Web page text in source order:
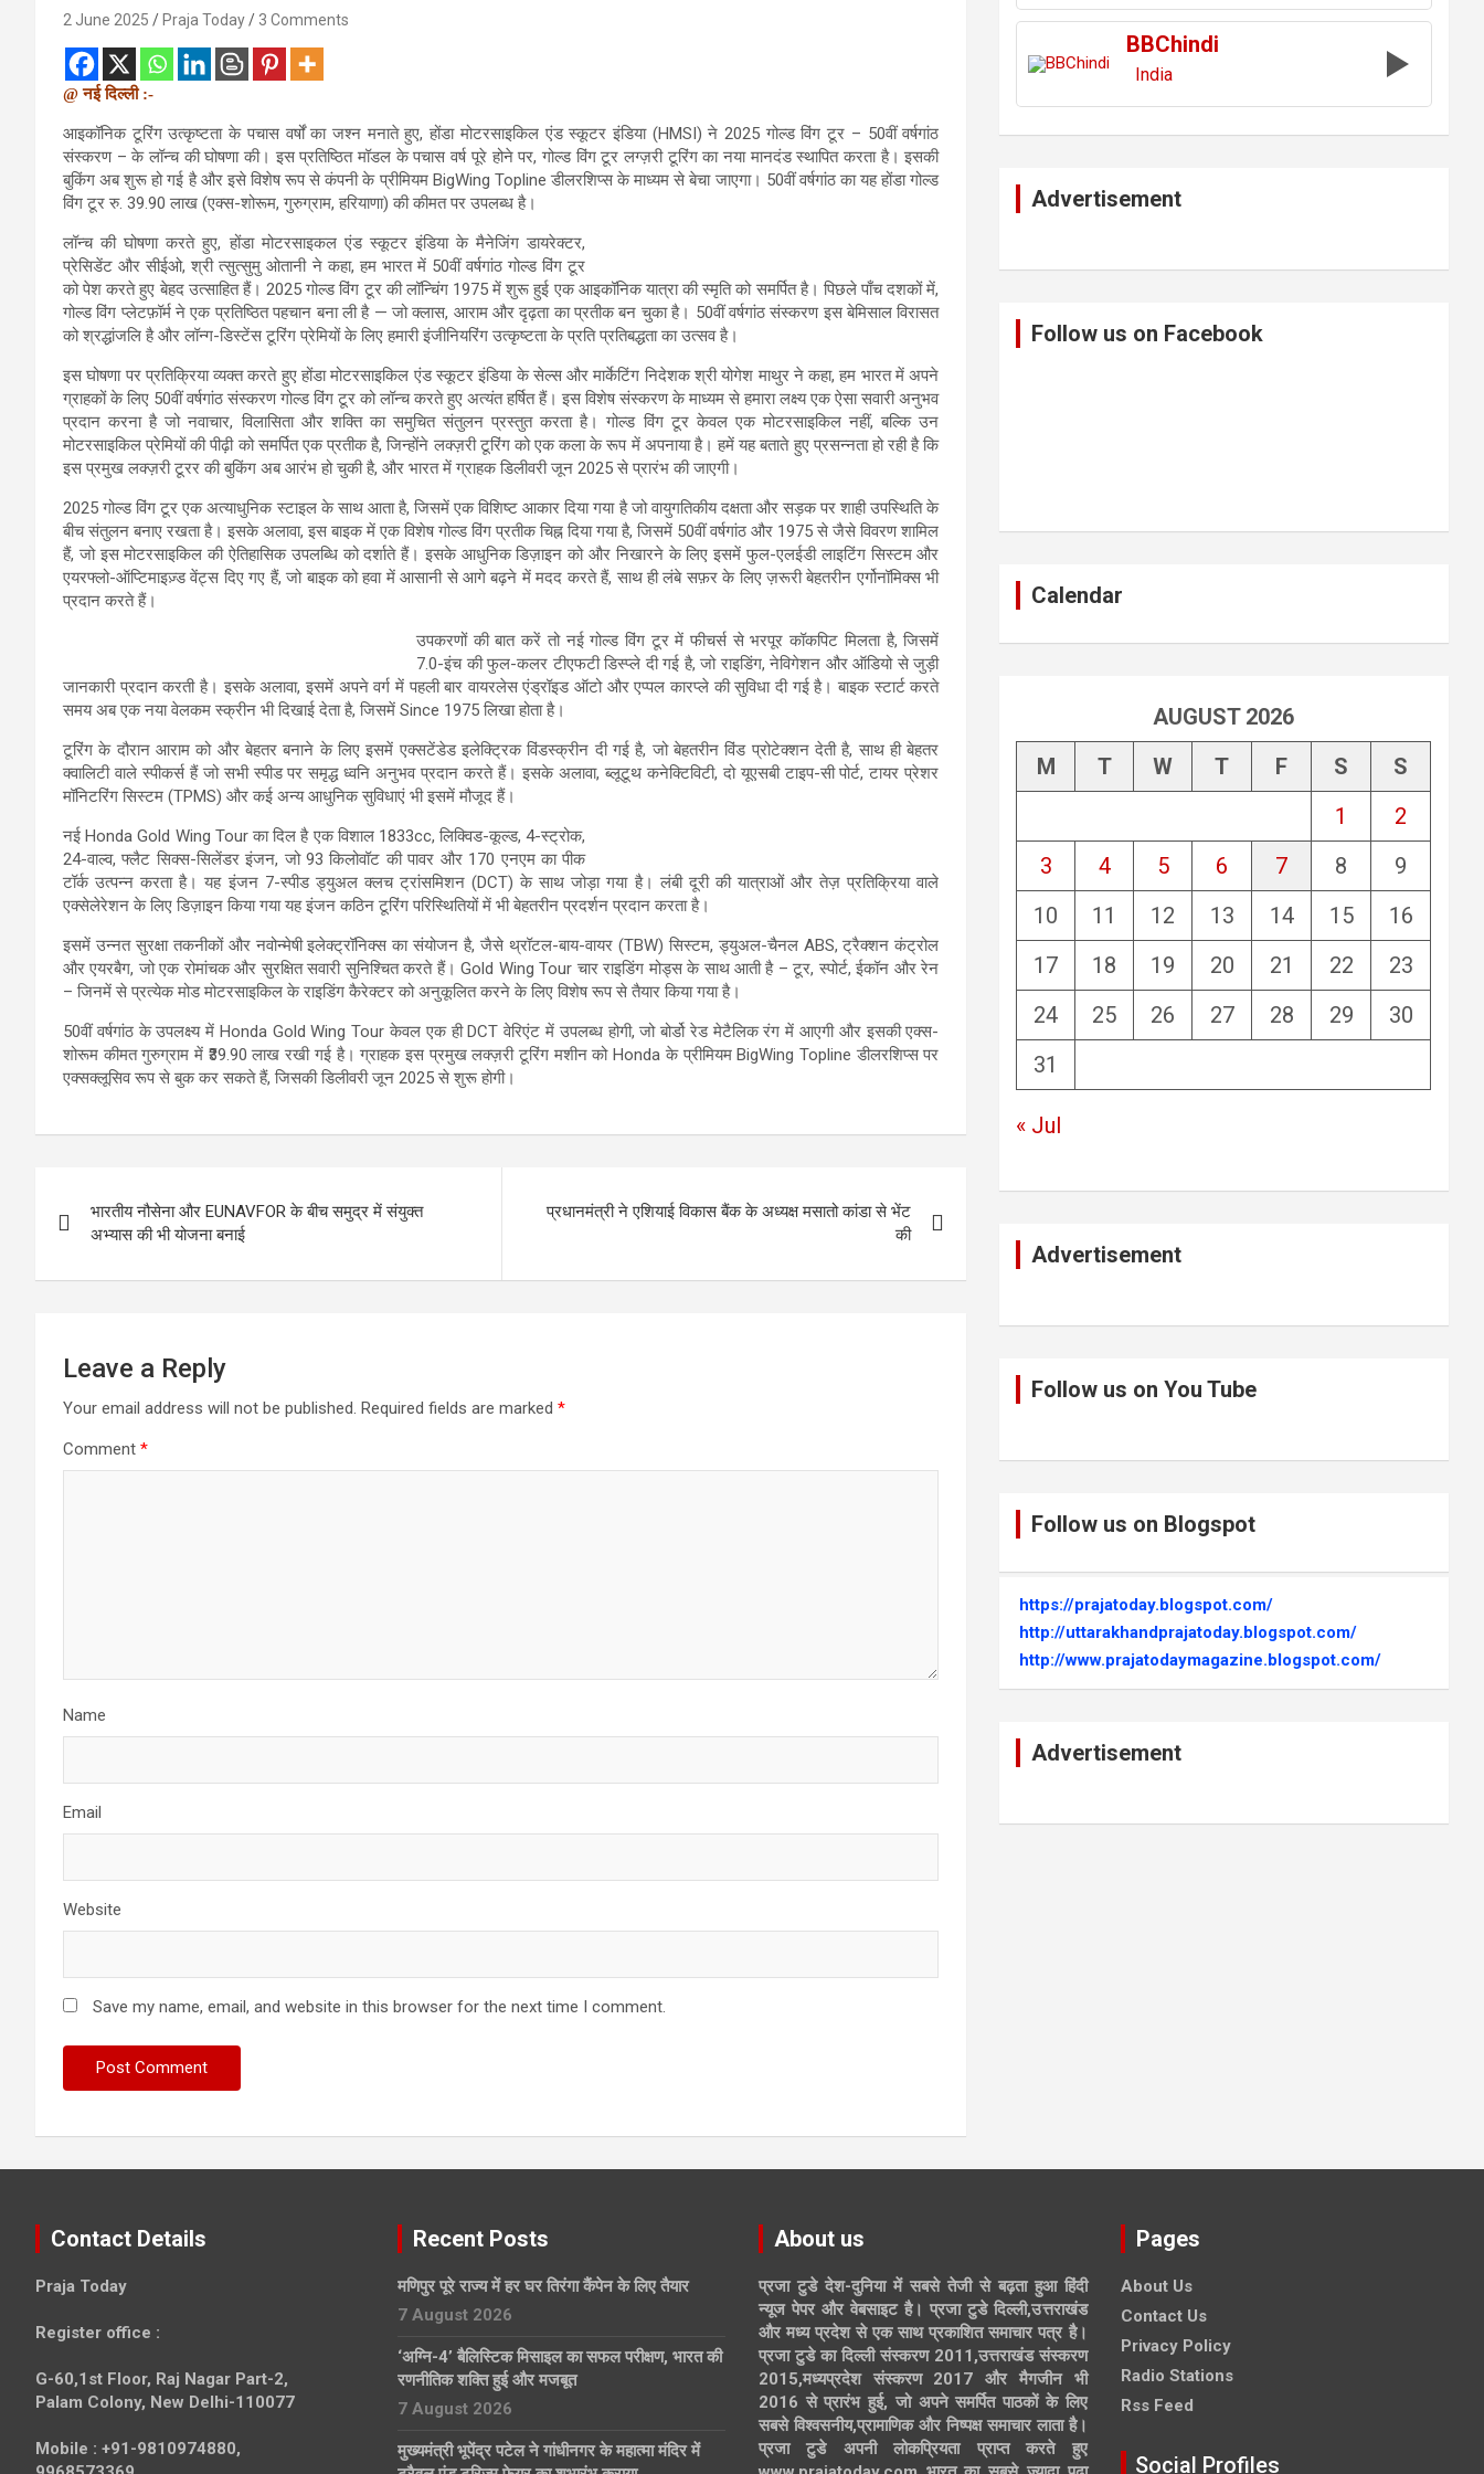
2 June 2025 Praja Today 3 Comments
@ नई दिल्ली :-
आइकॉनिक टूरिंग उत्कृष्टता के पचास वर्षों का जश्न मनाते हुए, होंडा मोटरसाइकिल एंड स्कूटर इंडिया (HMSI) ने 2025 गोल्ड विंग टूर – 50वीं वर्षगांठ
संस्करण – के लॉन्च की घोषणा की। इस प्रतिष्ठित मॉडल के पचास वर्ष पूरे होने पर, गोल्ड विंग टूर लग्ज़री टूरिंग का नया मानदंड स्थापित करता है। इसकी
बुकिंग अब शुरू हो गई है और इसे विशेष रूप से कंपनी के प्रीमियम BigWing Topline डीलरशिप्स के माध्यम से बेचा जाएगा। 50वीं वर्षगांठ का यह होंडा गोल्ड
विंग टूर रु. 39.90 लाख (एक्स-शोरूम, गुरुग्राम, हरियाणा) की कीमत पर उपलब्ध है।
लॉन्च की घोषणा करते हुए, होंडा मोटरसाइकल एंड स्कूटर इंडिया के मैनेजिंग डायरेक्टर,
प्रेसिडेंट और सीईओ, श्री त्सुत्सुमु ओतानी ने कहा, हम भारत में 50वीं वर्षगांठ गोल्ड विंग टूर
को पेश करते हुए बेहद उत्साहित हैं। 2025 गोल्ड विंग टूर की लॉन्चिंग 1975 में शुरू हुई एक आइकॉनिक यात्रा की स्मृति को समर्पित है। पिछले पाँच दशकों में,
गोल्ड विंग प्लेटफ़ॉर्म ने एक प्रतिष्ठित पहचान बना ली है — जो क्लास, आराम और दृढ़ता का प्रतीक बन चुका है। 50वीं वर्षगांठ संस्करण इस बेमिसाल विरासत
को श्रद्धांजलि है और लॉन्ग-डिस्टेंस टूरिंग प्रेमियों के लिए हमारी इंजीनियरिंग उत्कृष्टता के प्रति प्रतिबद्धता का उत्सव है।
इस घोषणा पर प्रतिक्रिया व्यक्त करते हुए होंडा मोटरसाइकिल एंड स्कूटर इंडिया के सेल्स और मार्केटिंग निदेशक श्री योगेश माथुर ने कहा, हम भारत में अपने
ग्राहकों के लिए 50वीं वर्षगांठ संस्करण गोल्ड विंग टूर को लॉन्च करते हुए अत्यंत हर्षित हैं। इस विशेष संस्करण के माध्यम से हमारा लक्ष्य एक ऐसा सवारी अनुभव
प्रदान करना है जो नवाचार, विलासिता और शक्ति का समुचित संतुलन प्रस्तुत करता है। गोल्ड विंग टूर केवल एक मोटरसाइकिल नहीं, बल्कि उन
मोटरसाइकिल प्रेमियों की पीढ़ी को समर्पित एक प्रतीक है, जिन्होंने लक्ज़री टूरिंग को एक कला के रूप में अपनाया है। हमें यह बताते हुए प्रसन्नता हो रही है कि
इस प्रमुख लक्ज़री टूरर की बुकिंग अब आरंभ हो चुकी है, और भारत में ग्राहक डिलीवरी जून 2025 से प्रारंभ की जाएगी।
2025 गोल्ड विंग टूर एक अत्याधुनिक स्टाइल के साथ आता है, जिसमें एक विशिष्ट आकार दिया गया है जो वायुगतिकीय दक्षता और सड़क पर शाही उपस्थिति के
बीच संतुलन बनाए रखता है। इसके अलावा, इस बाइक में एक विशेष गोल्ड विंग प्रतीक चिह्न दिया गया है, जिसमें 50वीं वर्षगांठ और 1975 से जैसे विवरण शामिल
हैं, जो इस मोटरसाइकिल की ऐतिहासिक उपलब्धि को दर्शाते हैं। इसके आधुनिक डिज़ाइन को और निखारने के लिए इसमें फुल-एलईडी लाइटिंग सिस्टम और
एयरफ्लो-ऑप्टिमाइज़्ड वेंट्स दिए गए हैं, जो बाइक को हवा में आसानी से आगे बढ़ने में मदद करते हैं, साथ ही लंबे सफ़र के लिए ज़रूरी बेहतरीन एर्गोनॉमिक्स भी
प्रदान करते हैं।
उपकरणों की बात करें तो नई गोल्ड विंग टूर में फीचर्स से भरपूर कॉकपिट मिलता है, जिसमें
7.0-इंच की फुल-कलर टीएफटी डिस्प्ले दी गई है, जो राइडिंग, नेविगेशन और ऑडियो से जुड़ी
जानकारी प्रदान करती है। इसके अलावा, इसमें अपने वर्ग में पहली बार वायरलेस एंड्रॉइड ऑटो और एप्पल कारप्ले की सुविधा दी गई है। बाइक स्टार्ट करते
समय अब एक नया वेलकम स्क्रीन भी दिखाई देता है, जिसमें Since 1975 लिखा होता है।
टूरिंग के दौरान आराम को और बेहतर बनाने के लिए इसमें एक्सटेंडेड इलेक्ट्रिक विंडस्क्रीन दी गई है, जो बेहतरीन विंड प्रोटेक्शन देती है, साथ ही बेहतर
क्वालिटी वाले स्पीकर्स हैं जो सभी स्पीड पर समृद्ध ध्वनि अनुभव प्रदान करते हैं। इसके अलावा, ब्लूटूथ कनेक्टिविटी, दो यूएसबी टाइप-सी पोर्ट, टायर प्रेशर
मॉनिटरिंग सिस्टम (TPMS) और कई अन्य आधुनिक सुविधाएं भी इसमें मौजूद हैं।
नई Honda Gold Wing Tour का दिल है एक विशाल 1833cc, लिक्विड-कूल्ड, 4-स्ट्रोक,
24-वाल्व, फ्लैट सिक्स-सिलेंडर इंजन, जो 93 किलोवॉट की पावर और 170 एनएम का पीक
टॉर्क उत्पन्न करता है। यह इंजन 7-स्पीड ड्युअल क्लच ट्रांसमिशन (DCT) के साथ जोड़ा गया है। लंबी दूरी की यात्राओं और तेज़ प्रतिक्रिया वाले
एक्सेलेरेशन के लिए डिज़ाइन किया गया यह इंजन कठिन टूरिंग परिस्थितियों में भी बेहतरीन प्रदर्शन प्रदान करता है।
इसमें उन्नत सुरक्षा तकनीकों और नवोन्मेषी इलेक्ट्रॉनिक्स का संयोजन है, जैसे थ्रॉटल-बाय-वायर (TBW) सिस्टम, ड्युअल-चैनल ABS, ट्रैक्शन कंट्रोल
और एयरबैग, जो एक रोमांचक और सुरक्षित सवारी सुनिश्चित करते हैं। Gold Wing Tour चार राइडिंग मोड्स के साथ आती है – टूर, स्पोर्ट, ईकॉन और रेन
– जिनमें से प्रत्येक मोड मोटरसाइकिल के राइडिंग कैरेक्टर को अनुकूलित करने के लिए विशेष रूप से तैयार किया गया है।
50वीं वर्षगांठ के उपलक्ष्य में Honda Gold Wing Tour केवल एक ही DCT वेरिएंट में उपलब्ध होगी, जो बोर्डो रेड मेटैलिक रंग में आएगी और इसकी एक्स-
शोरूम कीमत गुरुग्राम में ₹39.90 लाख रखी गई है। ग्राहक इस प्रमुख लक्ज़री टूरिंग मशीन को Honda के प्रीमियम BigWing Topline डीलरशिप्स पर
एक्सक्लूसिव रूप से बुक कर सकते हैं, जिसकी डिलीवरी जून 2025 से शुरू होगी।
navigation
भारतीय नौसेना और EUNAVFOR के बीच समुद्र में संयुक्त
अभ्यास की भी योजना बनाई
प्रधानमंत्री ने एशियाई विकास बैंक के अध्यक्ष मसातो कांडा से भेंट
की
Leave a Reply
Your email address will not be published. Required fields are marked *
Comment *
Name
Email
Website
Save my name, email, and website in this browser for the next time I comment.
BBChindi
India
Advertisement
Follow us on Facebook
Calendar
AUGUST 2026
M
T W T F S
S
1
2
3
4 5 6 7 8
9
10
11 12 13 14 15
16
17
18 19 20 21 22
23
24
25 26 27 28 29
30
31
« Jul
Advertisement
Follow us on You Tube
Follow us on Blogspot
https://prajatoday.blogspot.com/
http://uttarakhandprajatoday.blogspot.com/
http://www.prajatodaymagazine.blogspot.com/
Advertisement
Contact Details
Praja Today
Register office :
G-60,1st Floor, Raj Nagar Part-2,
Palam Colony, New Delhi-110077
Mobile : +91-9810974880,
Recent Posts
मणिपुर पूरे राज्य में हर घर तिरंगा कैंपेन के लिए तैयार
7 August 2026
‘अग्नि-4’ बैलिस्टिक मिसाइल का सफल परीक्षण, भारत की
रणनीतिक शक्ति हुई और मजबूत
7 August 2026
मुख्यमंत्री भूपेंद्र पटेल ने गांधीनगर के महात्मा मंदिर में
About us
प्रजा टुडे देश-दुनिया में सबसे तेजी से बढ़ता हुआ हिंदी
न्यूज पेपर और वेबसाइट है। प्रजा टुडे दिल्ली,उत्तराखंड
और मध्य प्रदेश से एक साथ प्रकाशित समाचार पत्र है।
प्रजा टुडे का दिल्ली संस्करण 2011,उत्तराखंड संस्करण
2015,मध्यप्रदेश संस्करण 2017 और मैगजीन भी
2016 से प्रारंभ हुई, जो अपने समर्पित पाठकों के लिए
सबसे विश्वसनीय,प्रामाणिक और निष्पक्ष समाचार लाता है।
प्रजा टुडे अपनी लोकप्रियता प्राप्त करते हुए
Pages
About Us
Contact Us
Privacy Policy
Radio Stations
Rss Feed
Social Profiles